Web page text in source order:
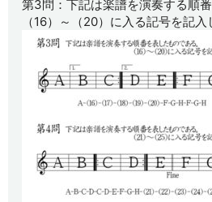
第3問：下記は楽譜を演奏する順
（16）～（20）に入る記号を記入